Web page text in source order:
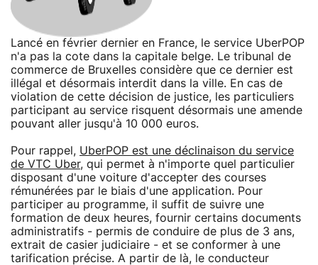
Lancé en février dernier en France, le service UberPOP
n'a pas la cote dans la capitale belge. Le tribunal de
commerce de Bruxelles considère que ce dernier est
illégal et désormais interdit dans la ville. En cas de
violation de cette décision de justice, les particuliers
participant au service risquent désormais une amende
pouvant aller jusqu'à 10 000 euros.
Pour rappel, UberPOP est une déclinaison du service
de VTC Uber, qui permet à n'importe quel particulier
disposant d'une voiture d'accepter des courses
rémunérées par le biais d'une application. Pour
participer au programme, il suffit de suivre une
formation de deux heures, fournir certains documents
administratifs - permis de conduire de plus de 3 ans,
extrait de casier judiciaire - et se conformer à une
tarification précise. A partir de là, le conducteur